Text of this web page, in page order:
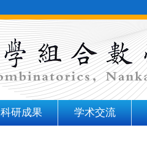
科研成果 学术交流